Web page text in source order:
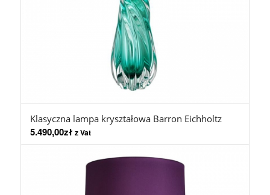
Klasyczna lampa kryształowa Barron Eichholtz
5.490,00zł z Vat